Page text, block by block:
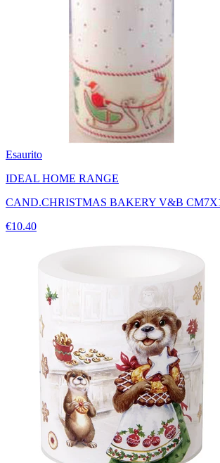
Esaurito
IDEAL HOME RANGE
CAND.CHRISTMAS BAKERY V&B
€10.40